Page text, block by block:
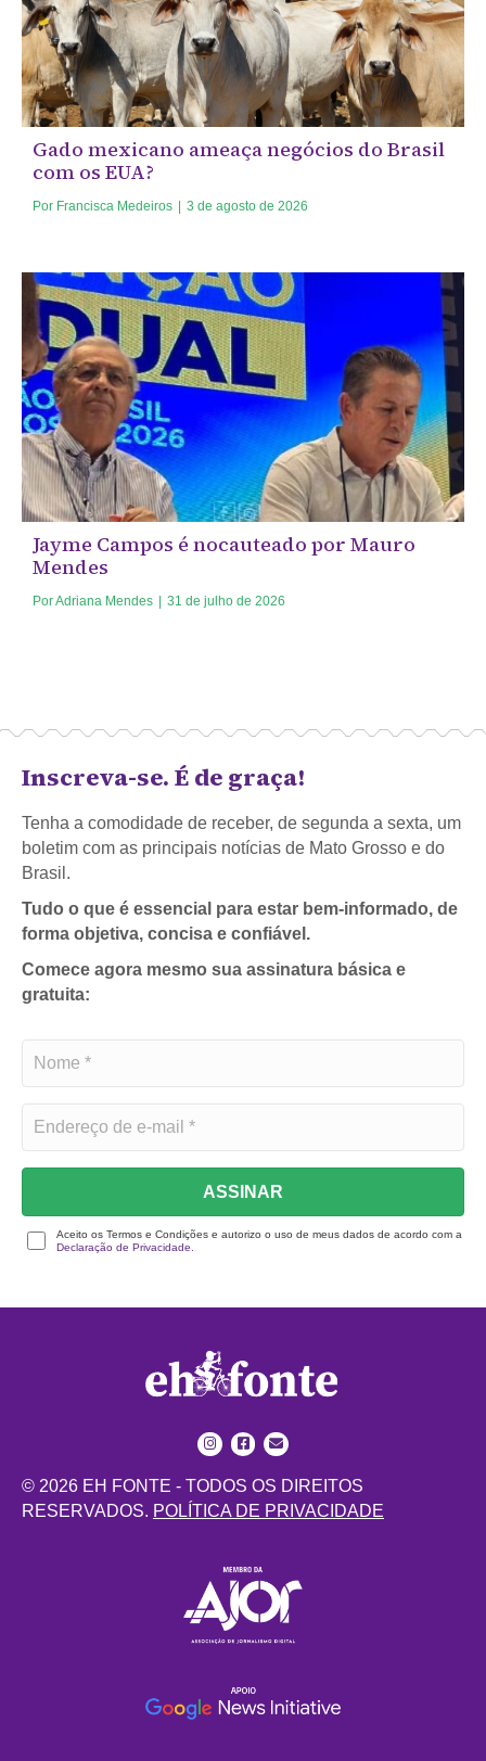
Gado mexicano ameaça negócios do Brasil
com os EUA?
Por Francisca Medeiros | 3 de agosto de 2026
Jayme Campos é nocauteado por Mauro
Mendes
PorAdriana Mendes | 31 de julho de 2026
Inscreva-se. É de graça!
Tenha a comodidade de receber, de segunda a sexta, um
boletim com as principais notícias de Mato Grosso e do
Brasil.
Tudo o que é essencial para estar bem-informado, de
forma objetiva, concisa e confiável.
Comece agora mesmo sua assinatura básica e
gratuita:
ASSINAR
Aceito os Termos e Condições e autorizo o uso de meus dados de acordo com a
Declaração de Privacidade.
© 2026 EH FONTE - TODOS OS DIREITOS
RESERVADOS. POLÍTICA DE PRIVACIDADE